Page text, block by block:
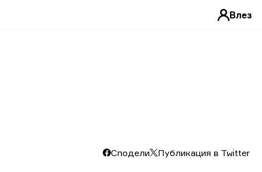
Влез
Сподели Публикация в Twitter